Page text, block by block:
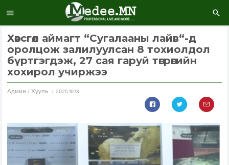
Хөвсгөл аймагт “Сугалааны лайв“-д
оролцож залилуулсан 8 тохиолдол
бүртгэгдэж, 27 сая гаруй төгрөгийн
хохирол учиржээ
Aдмин / Хууль 2025.10.13